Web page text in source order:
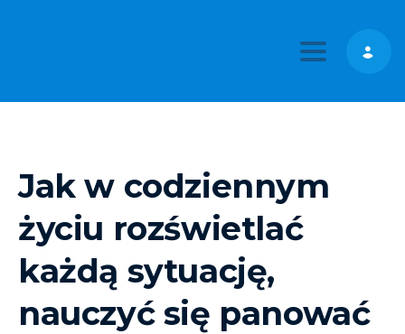
Toggle
Jak w codziennym
życiu rozświetlać
każdą sytuację,
nauczyć się panować